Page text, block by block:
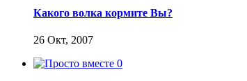
Какого волка кормите Вы?
26 Окт, 2007
0